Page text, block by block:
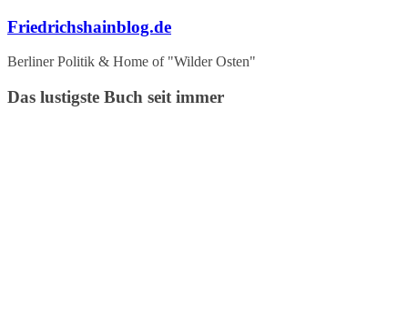
Zum
springen
Friedrichshainblog.de
Berliner Politik & Home of "Wilder Osten"
Das lustigste Buch seit immer